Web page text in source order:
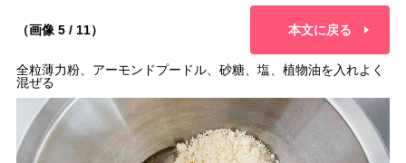
（画像 5 / 11） 本文に戻る
全粒薄力粉、アーモンドプードル、砂糖、塩、植物油を入れよく
混ぜる